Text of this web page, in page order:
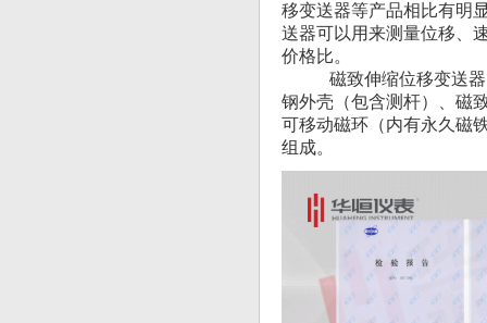
移变送器等产品相比有明
送器可以用来测量位移、
价格比。
磁致伸缩位移变送器
钢外壳（包含测杆）、磁
可移动磁环（内有永久磁
组成。